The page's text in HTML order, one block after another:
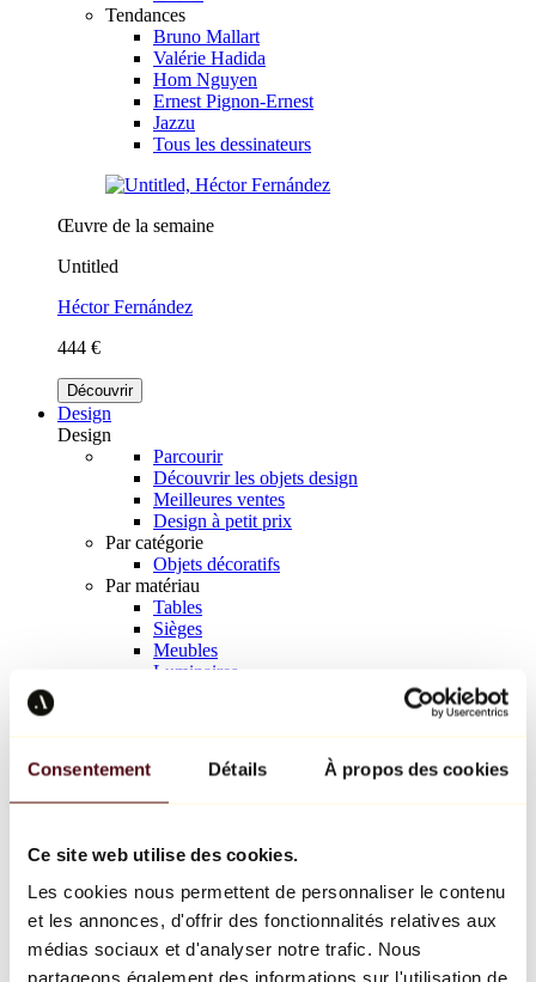
Consentement Détails À propos des cookies
Ce site web utilise des cookies.
Les cookies nous permettent de personnaliser le contenu
et les annonces, d'offrir des fonctionnalités relatives aux
médias sociaux et d'analyser notre trafic. Nous
partageons également des informations sur l'utilisation de
Tendances
Bruno Mallart
Valérie Hadida
Hom Nguyen
Ernest Pignon-Ernest
Jazzu
Tous les dessinateurs
Œuvre de la semaine
Untitled
Héctor Fernández
444 €
Découvrir
Design
Design
Parcourir
Découvrir les objets design
Meilleures ventes
Design à petit prix
Par catégorie
Objets décoratifs
Par matériau
Tables
Sièges
Meubles
Luminaires
Richard Orlinski
Keith Haring
Jeff Koons
Jean-Michel Basquiat
Tous les designers
Œuvre de la semaine